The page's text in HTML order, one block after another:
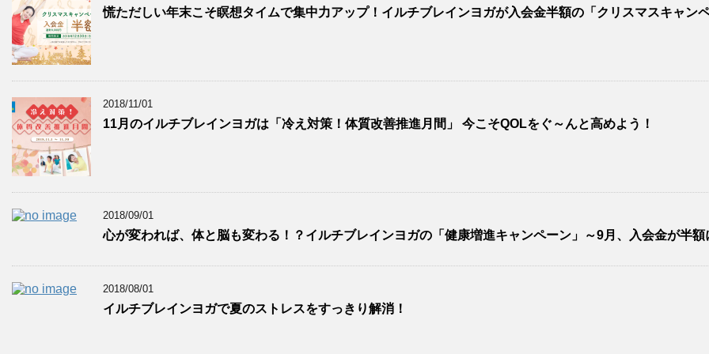
慌ただしい年末こそ瞑想タイムで集中力アップ！イルチブレインヨガが入会金半額の「クリスマスキャンペ
2018/11/01
11月のイルチブレインヨガは「冷え対策！体質改善推進月間」 今こそQOLをぐ～んと高めよう！
2018/09/01
心が変われば、体と脳も変わる！？イルチブレインヨガの「健康増進キャンペーン」～9月、入会金が半額
2018/08/01
イルチブレインヨガで夏のストレスをすっきり解消！